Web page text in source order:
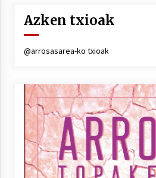
2021/07/01
Arrosaren
Telebistaren
2021/06/30
Azken txioak
@arrosasarea-ko txioak